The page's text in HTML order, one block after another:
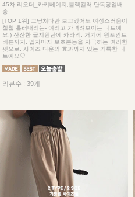
45차 리오더_카키베이지,블랙컬러 단독당일배
송
[TOP 1위] 그냥쳐다만 보고있어도 여성스러움이
철철 흘러내리는- 여리고 가녀려보이는 니트예
요:) 잔잔한 골지원단에 카라넥, 거기에 원포인트
버튼까지, 입자마자 보호본능을 자극하는 여리한
핏으로, 사이즈 다운의 효과까지 있는 기특한 니
트예요♡
리뷰수 : 39개